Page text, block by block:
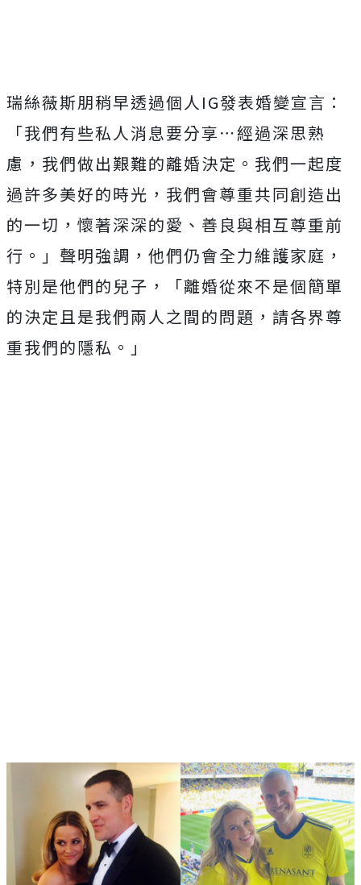
瑞絲薇斯朋稍早透過個人IG發表婚變宣言：
「我們有些私人消息要分享⋯經過深思熟
慮，我們做出艱難的離婚決定。我們一起度
過許多美好的時光，我們會尊重共同創造出
的一切，懷著深深的愛、善良與相互尊重前
行。」聲明強調，他們仍會全力維護家庭，
特別是他們的兒子，「離婚從來不是個簡單
的決定且是我們兩人之間的問題，請各界尊
重我們的隱私。」